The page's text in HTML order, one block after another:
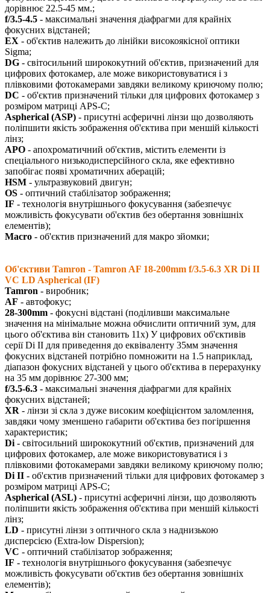
дорівнює 22.5-45 мм.;
f/3.5-4.5 - максимальні значення діафрагми для крайніх
фокусних відстаней;
EX - об'єктив належить до лінійки високоякісної оптики
Sigma;
DG - світосильний ширококутний об'єктив, призначений для
цифрових фотокамер, але може використовуватися і з
плівковими фотокамерами завдяки великому криючому полю;
DC - об'єктив призначений тільки для цифрових фотокамер з
розміром матриці APS-C;
Aspherical (ASP) - присутні асферичні лінзи що дозволяють
поліпшити якість зображення об'єктива при меншій кількості
лінз;
APO - апохроматичний об'єктив, містить елементи із
спеціального низькодисперсійного скла, яке ефективно
запобігає появі хроматичних аберацій;
HSM - ультразвуковий двигун;
OS - оптичний стабілізатор зображення;
IF - технологія внутрішнього фокусування (забезпечує
можливість фокусувати об'єктив без обертання зовнішніх
елементів);
Macro - об'єктив призначений для макро зйомки;
Об'єктиви Tamron - Tamron AF 18-200mm f/3.5-6.3 XR Di II
VC LD Aspherical (IF)
Tamron - виробник;
AF - автофокус;
28-300mm - фокусні відстані (поділивши максимальне
значення на мінімальне можна обчислити оптичний зум, для
цього об'єктива він становить 11х) У цифрових об'єктивів
серії Di II для приведення до еквіваленту 35мм значення
фокусних відстаней потрібно помножити на 1.5 наприклад,
діапазон фокусних відстаней у цього об'єктива в перерахунку
на 35 мм дорівнює 27-300 мм;
f/3.5-6.3 - максимальні значення діафрагми для крайніх
фокусних відстаней;
XR - лінзи зі скла з дуже високим коефіцієнтом заломлення,
завдяки чому зменшено габарити об'єктива без погіршення
характеристик;
Di - світосильний ширококутний об'єктив, призначений для
цифрових фотокамер, але може використовуватися і з
плівковими фотокамерами завдяки великому криючому полю;
Di II - об'єктив призначений тільки для цифрових фотокамер з
розміром матриці APS-C;
Aspherical (ASL) - присутні асферичні лінзи, що дозволяють
поліпшити якість зображення об'єктива при меншій кількості
лінз;
LD - присутні лінзи з оптичного скла з наднизькою
дисперсією (Extra-low Dispersion);
VC - оптичний стабілізатор зображення;
IF - технологія внутрішнього фокусування (забезпечує
можливість фокусувати об'єктив без обертання зовнішніх
елементів);